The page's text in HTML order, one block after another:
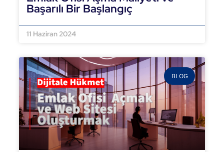
Başarılı Bir Başlangıç
11 Haziran 2024
BLOG